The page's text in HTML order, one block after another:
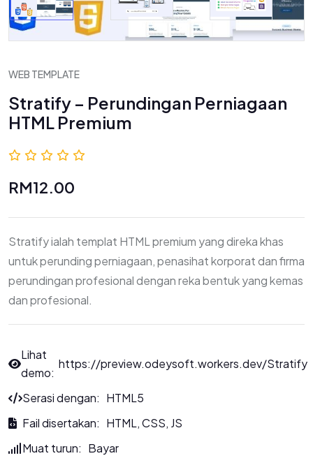
WEB TEMPLATE
Stratify – Perundingan Perniagaan
HTML Premium
RM12.00
Stratify ialah templat HTML premium yang direka khas
untuk perunding perniagaan, penasihat korporat dan firma
perundingan profesional dengan reka bentuk yang kemas
dan profesional.
Lihat
demo:
https://preview.odeysoft.workers.dev/Stratify
Serasi dengan: HTML5
Fail disertakan: HTML, CSS, JS
Muat turun: Bayar